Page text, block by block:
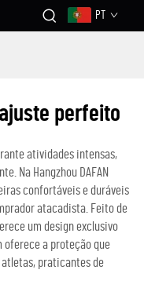
PT
perfeito
atividades intensas,
Na Hangzhou DAFAN
confortáveis e duráveis
atacadista. Feito de
um design exclusivo
oferece a proteção que
praticantes de